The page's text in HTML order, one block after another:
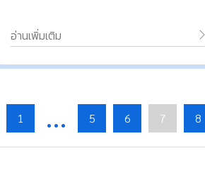
อ่านเพิ่มเติม
1 … 5 6 7 8